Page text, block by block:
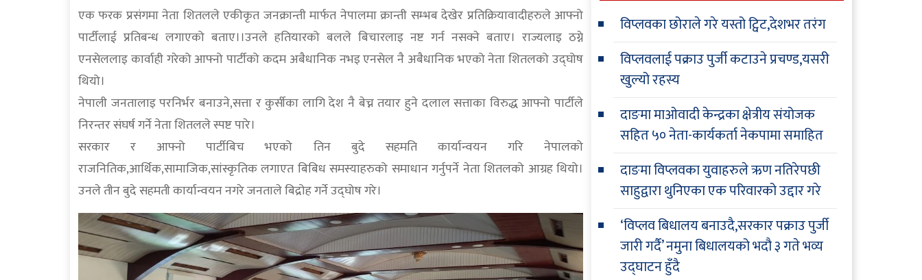
एक फरक प्रसंगमा नेता शितलले एकीकृत जनक्रान्ती मार्फत नेपालमा क्रान्ती सम्भब देखेर प्रतिक्रियावादीहरुले आफ्नो
पार्टीलाई प्रतिबन्ध लगाएको बताए।।उनले हतियारको बलले बिचारलाइ नष्ट गर्न नसक्ने बताए। राज्यलाइ ठग्ने
एनसेललाइ कार्वाही गरेको आफ्नो पार्टीको कदम अबैधानिक नभइ एनसेल नै अबैधानिक भएको नेता शितलको उद्घोष
थियो।
नेपाली जनतालाइ परनिर्भर बनाउने,सत्ता र कुर्सीका लागि देश नै बेच्न तयार हुने दलाल सत्ताका विरुद्ध आफ्नो पार्टीले
निरन्तर संघर्ष गर्ने नेता शितलले स्पष्ट पारे।
सरकार र आफ्नो पार्टीबिच भएको तिन बुदे सहमति कार्यान्वयन गरि नेपालको
राजनितिक,आर्थिक,सामाजिक,सांस्कृतिक लगाएत बिबिध समस्याहरुको समाधान गर्नुपर्ने नेता शितलको आग्रह थियो।
उनले तीन बुदे सहमती कार्यान्वयन नगरे जनताले बिद्रोह गर्ने उद्घोष गरे।
विप्लवका छोराले गरे यस्तो ट्विट,देशभर तरंग
विप्लवलाई पक्राउ पुर्जी कटाउने प्रचण्ड,यसरी
खुल्यो रहस्य
दाङमा माओवादी केन्द्रका क्षेत्रीय संयोजक
सहित ५० नेता-कार्यकर्ता नेकपामा समाहित
दाङमा विप्लवका युवाहरुले ऋण नतिरेपछी
साहुद्वारा थुनिएका एक परिवारको उद्दार गरे
‘विप्लव बिधालय बनाउदै,सरकार पक्राउ पुर्जी
जारी गर्दै’ नमुना बिधालयको भदौ ३ गते भव्य
उद्घाटन हुँदै